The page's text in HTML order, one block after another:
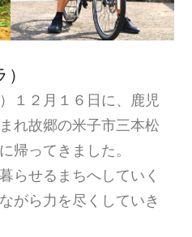
１２月１６日に、鹿児
れ故郷の米子市三本松
帰ってきました。
らせるまちへしていく
がら力を尽くしていき